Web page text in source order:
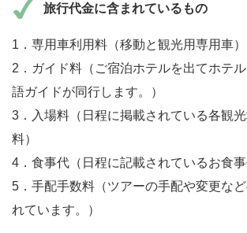
旅行代金に含まれているもの
1．専用車利用料（移動と観光用専用車）
2．ガイド料（ご宿泊ホテルを出てホテ
語ガイドが同行します。）
3．入場料（日程に掲載されている各観
料）
4．食事代（日程に記載されているお食事
5．手配手数料（ツアーの手配や変更な
れています。）